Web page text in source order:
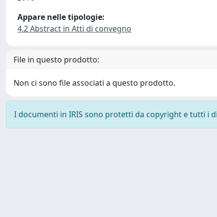
Appare nelle tipologie:
4.2 Abstract in Atti di convegno
File in questo prodotto:
Non ci sono file associati a questo prodotto.
I documenti in IRIS sono protetti da copyright e tutti i